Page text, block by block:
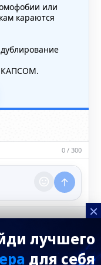
или
караются
КАПСОМ.
или чужие
удалять
чату при
0 / 300
×
лучшего
для себя